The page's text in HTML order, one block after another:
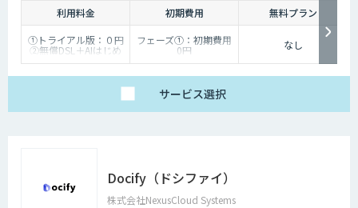
利用料金 初期費用
無料プラン
①トライアル版：０円
②無償DSL＋AIはじめ
るサポート：50,000円
1,500,000円（個社別
⑥有償保守：10,000
円/30,000円/50,000円
フェーズ①：初期費用
0円
フェーズ②：初期費用
円）/
フェーズ③以降：開発
時にお見積り
なし
サービス選択
Docify（ドシファイ）
株式会社NexusCloud Systems